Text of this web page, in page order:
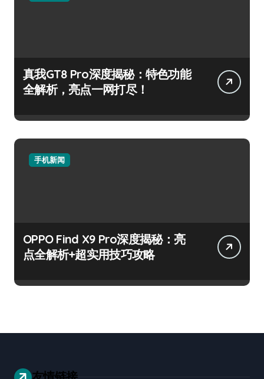
真我GT8 Pro深度揭秘：特色功能
全解析，亮点一网打尽！
手机新闻
OPPO Find X9 Pro深度揭秘：亮
点全解析+超实用技巧攻略